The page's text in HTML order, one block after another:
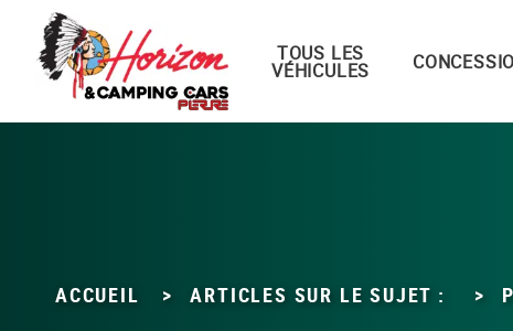
Passer
contenu
Menu principal
TOUS LES
VÉHICULES
ACCUEIL > ARTICLES SUR LE SUJET : >